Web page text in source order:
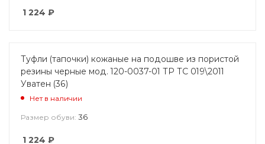
1 224 ₽
Туфли (тапочки) кожаные на подошве из пористой
резины черные мод. 120-0037-01 ТР ТС 019\2011
Уватен (36)
Нет в наличии
Размер обуви: 36
1 224 ₽